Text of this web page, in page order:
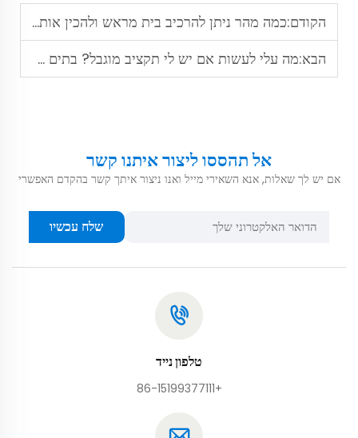
הקודם:כמה מהר ניתן להרכיב בית מראש ולהכין אותו לחייה?
הבא:מה עלי לעשות אם יש לי תקציב מוגבל? בתים ממוגנים מראש הם מלך היעילות בעלות.
אל תהססו ליצור איתנו קשר
אם יש לך שאלות, אנא השאירי מייל ואנו ניצור איתך קשר בהקדם האפשרי
שלח עכשיו
טלפון נייד
+86-15199377111